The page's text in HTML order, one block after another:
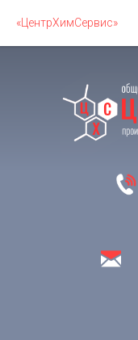
«ЦентрХимСервис»